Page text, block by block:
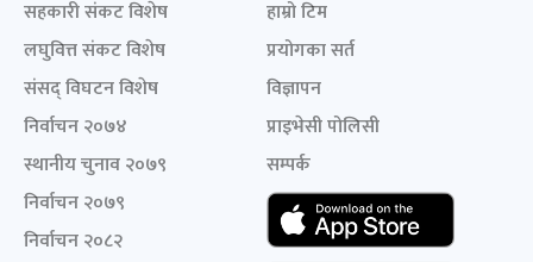
सहकारी संकट विशेष
लघुवित्त संकट विशेष
संसद् विघटन विशेष
निर्वाचन २०७४
स्थानीय चुनाव २०७९
निर्वाचन २०७९
निर्वाचन २०८२
हाम्रो टिम
प्रयोगका सर्त
विज्ञापन
प्राइभेसी पोलिसी
सम्पर्क